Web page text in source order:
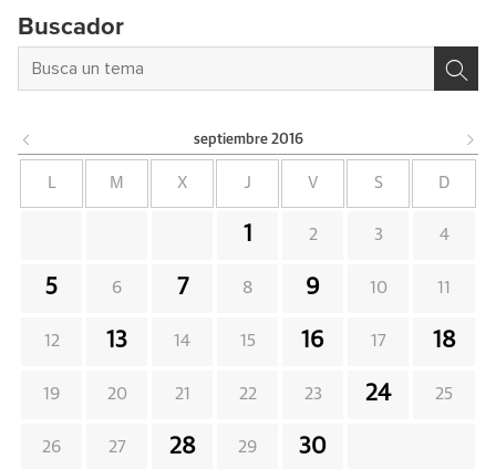
Buscador
septiembre 2016
L M X J V S D
1 2 3 4
5 6 7 8 9 10 11
12 13 14 15 16 17 18
19 20 21 22 23 24 25
26 27 28 29 30